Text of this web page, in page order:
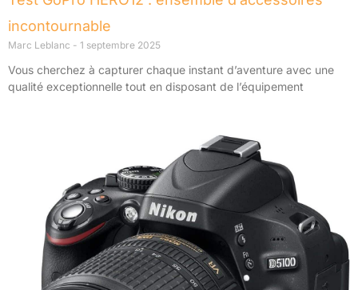
incontournable
Marc Leblanc 1 septembre 2025
Vous cherchez à capturer chaque instant d’aventure avec une
qualité exceptionnelle tout en disposant de l’équipement